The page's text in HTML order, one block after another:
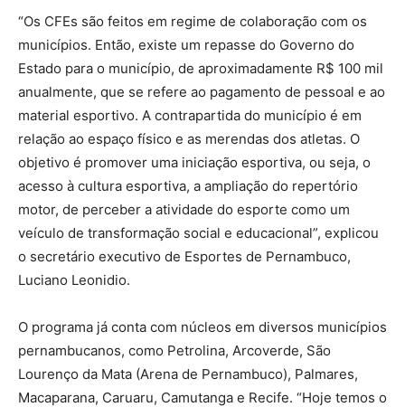
“Os CFEs são feitos em regime de colaboração com os
municípios. Então, existe um repasse do Governo do
Estado para o município, de aproximadamente R$ 100 mil
anualmente, que se refere ao pagamento de pessoal e ao
material esportivo. A contrapartida do município é em
relação ao espaço físico e as merendas dos atletas. O
objetivo é promover uma iniciação esportiva, ou seja, o
acesso à cultura esportiva, a ampliação do repertório
motor, de perceber a atividade do esporte como um
veículo de transformação social e educacional”, explicou
o secretário executivo de Esportes de Pernambuco,
Luciano Leonidio.
O programa já conta com núcleos em diversos municípios
pernambucanos, como Petrolina, Arcoverde, São
Lourenço da Mata (Arena de Pernambuco), Palmares,
Macaparana, Caruaru, Camutanga e Recife. “Hoje temos o